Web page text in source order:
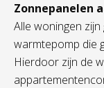
Zonnepanelen
Alle woningen
warmtepomp die
Hierdoor zijn de